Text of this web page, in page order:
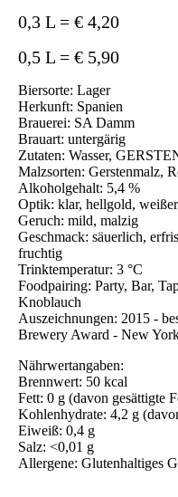
0,3 L = € 4,20
0,5 L = € 5,90
Biersorte: Lager
Herkunft: Spanien
Brauerei: SA Damm
Brauart: untergärig
Zutaten: Wasser,
Malzsorten: Gerstenmalz,
Alkoholgehalt: 5,4 %
Optik: klar, hellgold,
Geruch: mild, malzig
Geschmack: säuerlich,
fruchtig
Trinktemperatur: 3 °C
Foodpairing: Party, Bar,
Knoblauch
Auszeichnungen: 2015 -
Brewery Award - New
Nährwertangaben:
Brennwert: 50 kcal
Fett: 0 g (davon gesättigte
Kohlenhydrate: 4,2 g
Eiweiß: 0,4 g
Salz: <0,01 g
Allergene: Glutenhaltiges